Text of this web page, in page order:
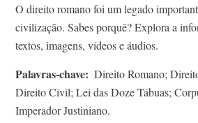
O direito romano foi um legado
civilização. Sabes porquê? Explora a
textos, imagens, vídeos e áudios.​
Palavras-chave
Direito Romano;
Direito Civil; Lei das Doze Tábuas;
Imperador Justiniano.